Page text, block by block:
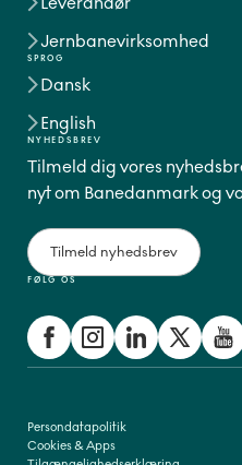
Jernbanevirksomhed
SPROG
Dansk
English
FØLG OS
NYHEDSBREV
Tilmeld dig vores
nyt om Banedanmark og
Tilmeld nyhedsbrev
Persondatapolitik
Cookies & Apps